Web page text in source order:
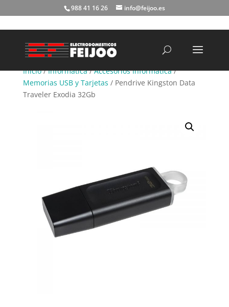
988 41 16 26 info@feijoo.es
Inicio/Informática/Accesorios Informática/
Memorias USB y Tarjetas / Pendrive Kingston Data
Traveler Exodia 32Gb